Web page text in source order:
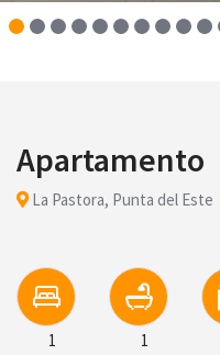
Apartamento
La Pastora, Punta del Este
1 1